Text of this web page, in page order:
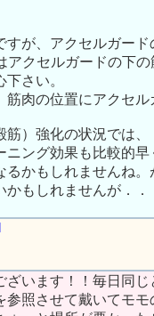
すが、アクセルガー
アクセルガードの下
さい。
肉の位置にアクセル
筋）強化の状況では
ニング効果も比較的
かもしれませんね。
もしれませんが．．
ざいます！！毎日同
参照させて戴いてモ